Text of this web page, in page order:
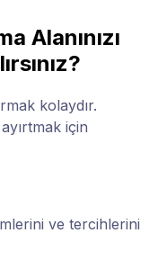
Alanınızı
kolaydır.
için
ve tercihlerini